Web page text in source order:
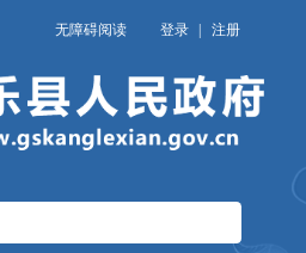
无障碍阅读 登录 | 注册